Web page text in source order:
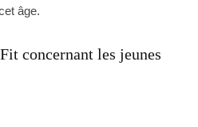
âge.
concernant les jeunes